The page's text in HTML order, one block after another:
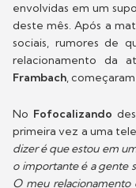
envolvidas em um
deste mês. Após a
sociais, rumores de
relacionamento da
Frambach,
No Fofocalizando
primeira vez a uma
dizer é que estou em
o importante é a gente
O meu